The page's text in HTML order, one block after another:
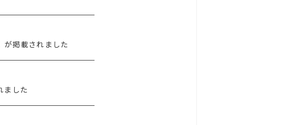
が掲載されました
ました